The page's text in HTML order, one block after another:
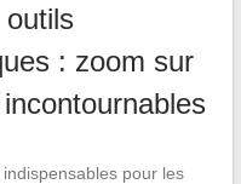
outils
: zoom sur
pour les